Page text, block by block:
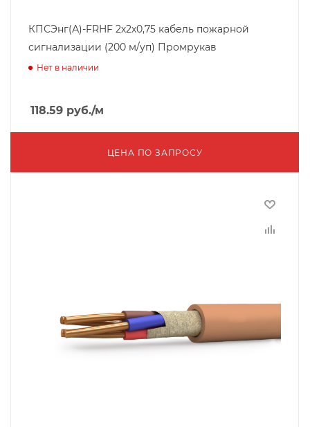
КПСЭнг(А)-FRHF 2х2х0,75 кабель пожарной
сигнализации (200 м/уп) Промрукав
Нет в наличии
118.59 руб./м
ЦЕНА ПО ЗАПРОСУ